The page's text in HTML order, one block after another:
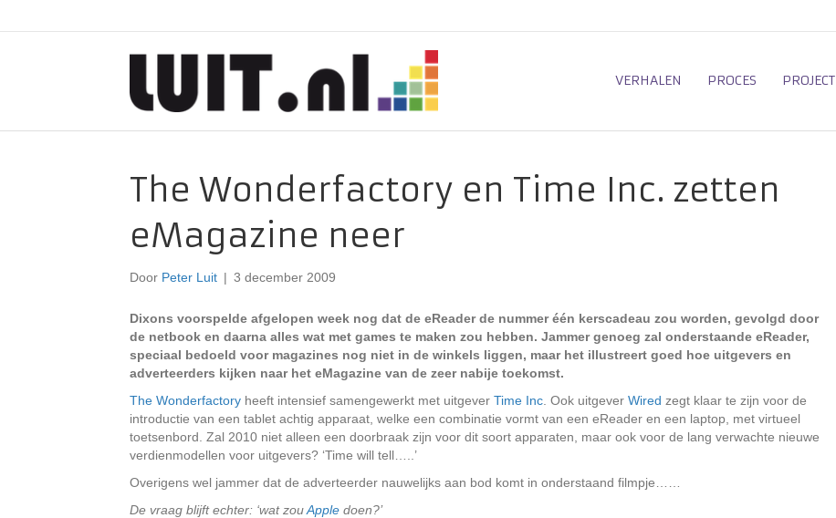
VERHALEN PROCES PROJECT
The Wonderfactory en Time Inc. zetten
eMagazine neer
Door Peter Luit | 3 december 2009
Dixons voorspelde afgelopen week nog dat de eReader de nummer één kerscadeau zou worden, gevolgd door
de netbook en daarna alles wat met games te maken zou hebben. Jammer genoeg zal onderstaande eReader,
speciaal bedoeld voor magazines nog niet in de winkels liggen, maar het illustreert goed hoe uitgevers en
adverteerders kijken naar het eMagazine van de zeer nabije toekomst.
The Wonderfactory heeft intensief samengewerkt met uitgever Time Inc . Ook uitgever Wired zegt klaar te zijn voor de
introductie van een tablet achtig apparaat, welke een combinatie vormt van een eReader en een laptop, met virtueel
toetsenbord. Zal 2010 niet alleen een doorbraak zijn voor dit soort apparaten, maar ook voor de lang verwachte nieuwe
verdienmodellen voor uitgevers? ‘Time will tell…..’
Overigens wel jammer dat de adverteerder nauwelijks aan bod komt in onderstaand filmpje……
De vraag blijft echter: ‘wat zouApple doen?’